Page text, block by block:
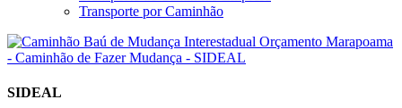
Transporte por Caminhão
SIDEAL